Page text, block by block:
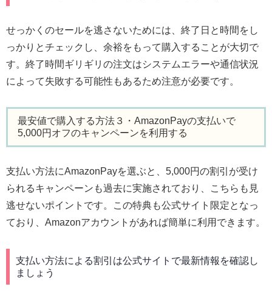
せっかくのセールを逃さないためには、終了日と時間をし
っかりとチェックし、余裕をもって購入することが大切で
す。終了時間ギリギリの注文はシステムエラーや通信状況
によって失敗する可能性もあるため注意が必要です。
最安値で購入する方法３・AmazonPayの支払いで
5,000円オフのキャンペーンを利用する
支払い方法にAmazonPayを選ぶと、5,000円の割引が受け
られるキャンペーンも過去に実施されており、こちらも見
逃せないポイントです。この特典も公式サイト限定となっ
ており、Amazonアカウントがあれば簡単に利用できます。
支払い方法による割引は公式サイトで最新情報を確認し
ましょう